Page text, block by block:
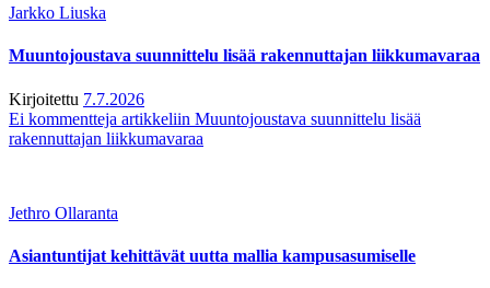
Jarkko Liuska
Muuntojoustava suunnittelu lisää rakennuttajan liikkumavaraa
Kirjoitettu 7.7.2026
Ei kommentteja artikkeliin Muuntojoustava suunnittelu lisää
rakennuttajan liikkumavaraa
Jethro Ollaranta
Asiantuntijat kehittävät uutta mallia kampusasumiselle